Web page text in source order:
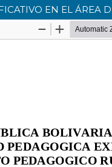
EN EL ÁREA